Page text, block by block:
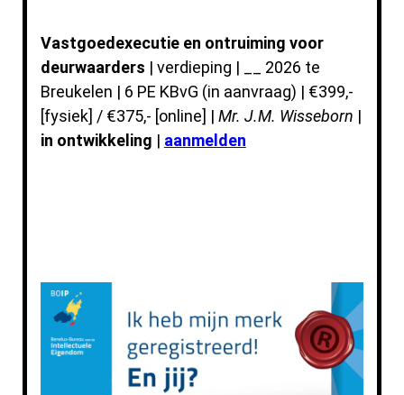
Vastgoedexecutie en ontruiming voor
deurwaarders | verdieping | __ 2026 te
Breukelen | 6 PE KBvG (in aanvraag) | €399,-
[fysiek] / €375,- [online] | Mr. J.M. Wisseborn |
in ontwikkeling | aanmelden